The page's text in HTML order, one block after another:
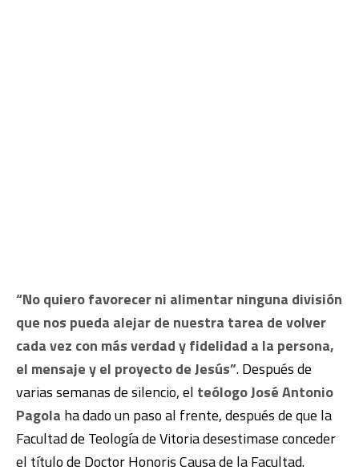
“No quiero favorecer ni alimentar ninguna división
que nos pueda alejar de nuestra tarea de volver
cada vez con más verdad y fidelidad a la persona,
el mensaje y el proyecto de Jesús”. Después de
varias semanas de silencio, el teólogo José Antonio
Pagola ha dado un paso al frente, después de que la
Facultad de Teología de Vitoria desestimase conceder
el título de Doctor Honoris Causa de la Facultad.